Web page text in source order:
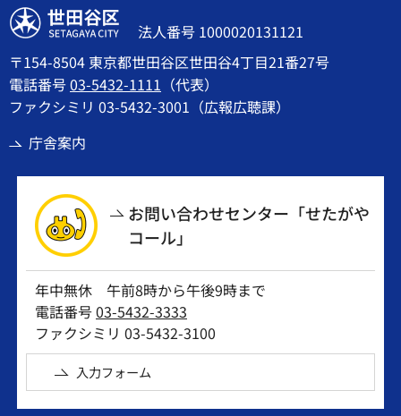
世田谷区
法人番号 1000020131121
〒154-8504 東京都世田谷区世田谷4丁目21番27号
電話番号03-5432-1111 （代表）
ファクシミリ 03-5432-3001（広報広聴課）
庁舎案内
お問い合わせセンター「せたがや
コール」
年中無休 午前8時から午後9時まで
電話番号03-5432-3333
ファクシミリ 03-5432-3100
入力フォーム